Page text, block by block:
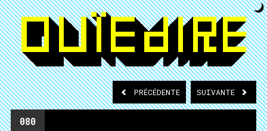
PRÉCÉDENTE SUIVANTE
080